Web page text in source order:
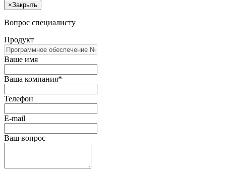
×Закрыть
Вопрос специалисту
Продукт
Ваше имя
Ваша компания*
Телефон
E-mail
Ваш вопрос